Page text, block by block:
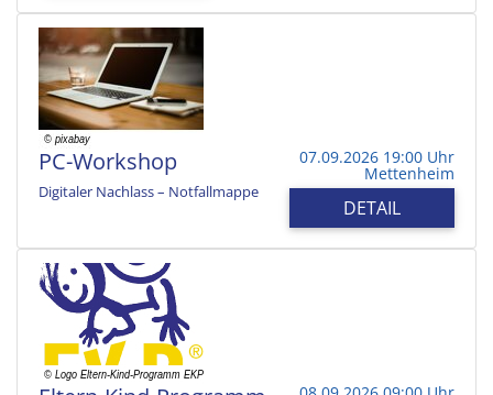
PC-Workshop
Digitaler Nachlass – Notfallmappe
07.09.2026 19:00 Uhr
Mettenheim
DETAIL